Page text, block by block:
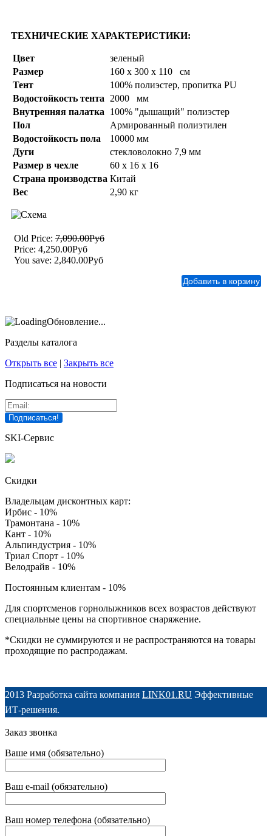
ТЕХНИЧЕСКИЕ ХАРАКТЕРИСТИКИ:
Цвет
зеленый
Размер
160 x 300 x 110 см
Тент
100% полиэстер, пропитка PU
Водостойкость тента
2000 мм
Внутренняя палатка
100% "дышащий" полиэстер
Пол
Армированный полиэтилен
Водостойкость пола
10000 мм
Дуги
стекловолокно 7,9 мм
Размер в чехле
60 x 16 x 16
Страна производства Китай
Вес
2,90 кг
Old Price: 7,090.00Руб
Price: 4,250.00Руб
You save: 2,840.00Руб
Обновление...
Разделы каталога
Открыть все | Закрыть все
Подписаться на новости
SKI-Сервис
Скидки
Владельцам дисконтных карт:
Ирбис - 10%
Трамонтана - 10%
Кант - 10%
Альпиндустрия - 10%
Триал Спорт - 10%
Велодрайв - 10%
Постоянным клиентам - 10%
Для спортсменов горнолыжников всех возрастов действуют
специальные цены на спортивное снаряжение.
*Скидки не суммируются и не распространяются на товары
проходящие по распродажам.
2013 Разработка сайта компания LINK01.RU Эффективные
ИТ-решения.
Заказ звонка
Ваше имя (обязательно)
Ваш e-mail (обязательно)
Ваш номер телефона (обязательно)